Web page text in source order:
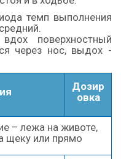
темп выполнения
поверхностный
через нос, выдох -
Дозир
овка
– лежа на животе,
щеку или прямо